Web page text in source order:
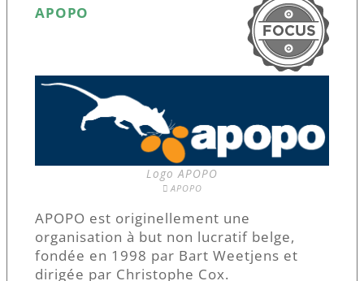
APOPO
Logo APOPO
APOPO
APOPO est originellement une
organisation à but non lucratif belge,
fondée en 1998 par Bart Weetjens et
dirigée par Christophe Cox.